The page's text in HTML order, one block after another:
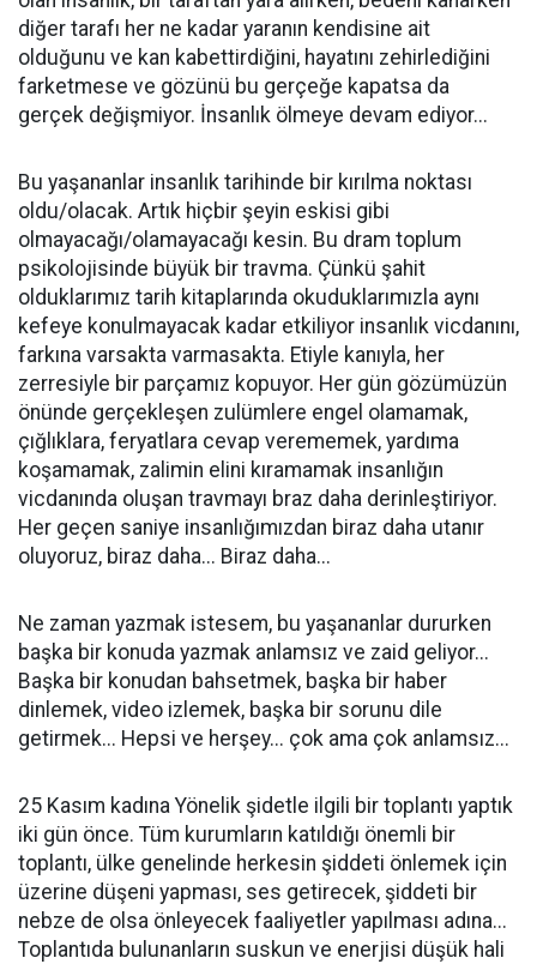
diğer tarafı her ne kadar yaranın kendisine ait
olduğunu ve kan kabettirdiğini, hayatını zehirlediğini
farketmese ve gözünü bu gerçeğe kapatsa da
gerçek değişmiyor. İnsanlık ölmeye devam ediyor...
Bu yaşananlar insanlık tarihinde bir kırılma noktası
oldu/olacak. Artık hiçbir şeyin eskisi gibi
olmayacağı/olamayacağı kesin. Bu dram toplum
psikolojisinde büyük bir travma. Çünkü şahit
olduklarımız tarih kitaplarında okuduklarımızla aynı
kefeye konulmayacak kadar etkiliyor insanlık vicdanını,
farkına varsakta varmasakta. Etiyle kanıyla, her
zerresiyle bir parçamız kopuyor. Her gün gözümüzün
önünde gerçekleşen zulümlere engel olamamak,
çığlıklara, feryatlara cevap verememek, yardıma
koşamamak, zalimin elini kıramamak insanlığın
vicdanında oluşan travmayı braz daha derinleştiriyor.
Her geçen saniye insanlığımızdan biraz daha utanır
oluyoruz, biraz daha... Biraz daha...
Ne zaman yazmak istesem, bu yaşananlar dururken
başka bir konuda yazmak anlamsız ve zaid geliyor...
Başka bir konudan bahsetmek, başka bir haber
dinlemek, video izlemek, başka bir sorunu dile
getirmek... Hepsi ve herşey... çok ama çok anlamsız...
25 Kasım kadına Yönelik şidetle ilgili bir toplantı yaptık
iki gün önce. Tüm kurumların katıldığı önemli bir
toplantı, ülke genelinde herkesin şiddeti önlemek için
üzerine düşeni yapması, ses getirecek, şiddeti bir
nebze de olsa önleyecek faaliyetler yapılması adına...
Toplantıda bulunanların suskun ve enerjisi düşük hali